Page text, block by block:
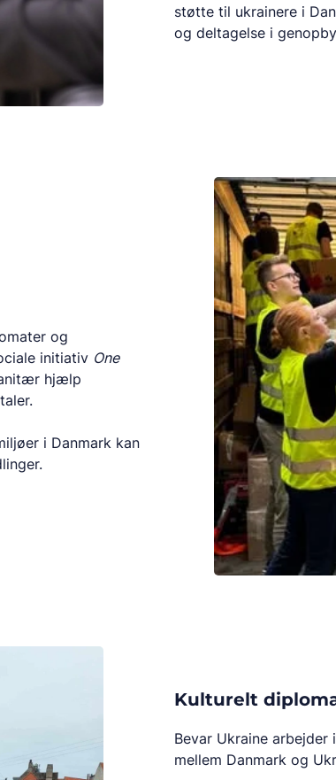
støtte til ukrainere i
og deltagelse i
og
initiativ One
hjælp
i Danmark kan
Kulturelt
Bevar Ukraine
mellem Danmark og